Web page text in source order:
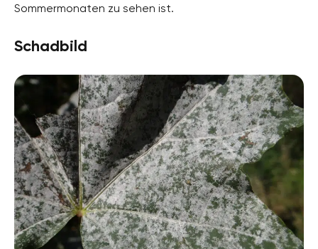
Sommermonaten zu sehen ist.
Schadbild